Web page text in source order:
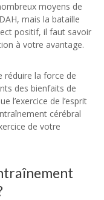
moyens de
mais la bataille
positif, il faut savoir
à votre avantage.
réduire la force de
des bienfaits de
l’exercice de l’esprit
cérébral
de votre